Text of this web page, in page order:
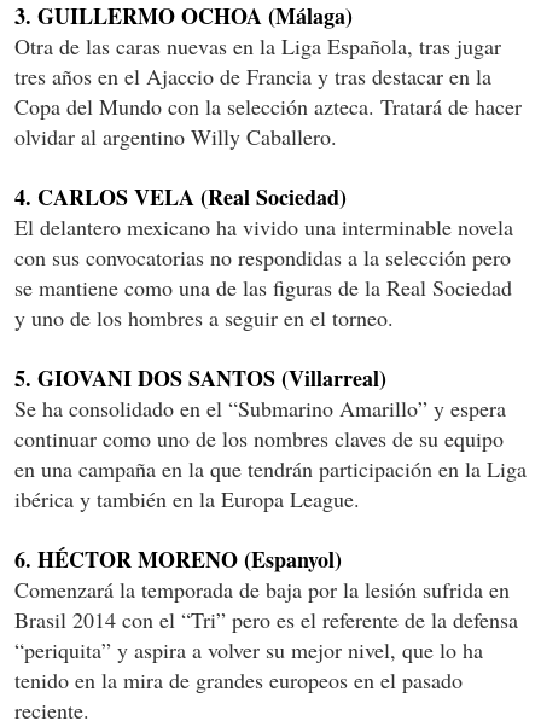
3. GUILLERMO OCHOA (Málaga)
Otra de las caras nuevas en la Liga Española, tras jugar
tres años en el Ajaccio de Francia y tras destacar en la
Copa del Mundo con la selección azteca. Tratará de hacer
olvidar al argentino Willy Caballero.
4. CARLOS VELA (Real Sociedad)
El delantero mexicano ha vivido una interminable novela
con sus convocatorias no respondidas a la selección pero
se mantiene como una de las figuras de la Real Sociedad
y uno de los hombres a seguir en el torneo.
5. GIOVANI DOS SANTOS (Villarreal)
Se ha consolidado en el “Submarino Amarillo” y espera
continuar como uno de los nombres claves de su equipo
en una campaña en la que tendrán participación en la Liga
ibérica y también en la Europa League.
6. HÉCTOR MORENO (Espanyol)
Comenzará la temporada de baja por la lesión sufrida en
Brasil 2014 con el “Tri” pero es el referente de la defensa
“periquita” y aspira a volver su mejor nivel, que lo ha
tenido en la mira de grandes europeos en el pasado
reciente.